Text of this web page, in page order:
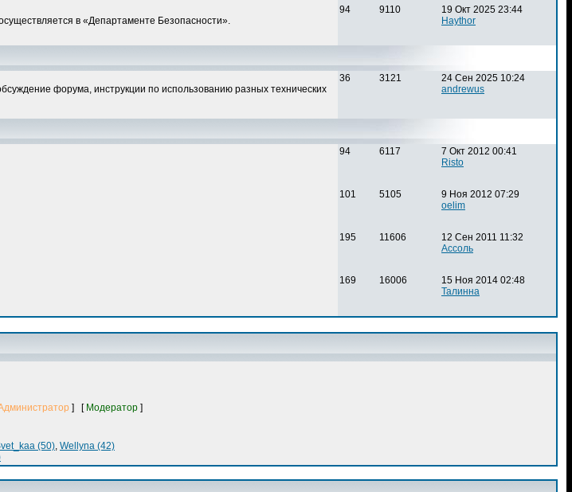
в «Департаменте Безопасности».
94 9110
19 Окт 2025 23:44
Haythor
форума, инструкции по использованию разных технических
36 3121
24 Сен 2025 10:24
andrewus
94 6117
7 Окт 2012 00:41
Risto
101 5105
9 Ноя 2012 07:29
oelim
195 11606
12 Сен 2011 11:32
Ассоль
169 16006
15 Ноя 2014 02:48
Талинна
] [ Модератор ]
(50) Wellyna (42)